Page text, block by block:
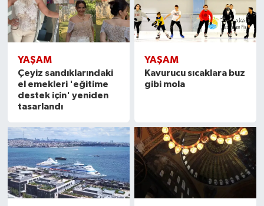
YAŞAM
Çeyiz sandıklarındaki
el emekleri 'eğitime
destek için' yeniden
tasarlandı
YAŞAM
Kavurucu sıcaklara buz
gibi mola